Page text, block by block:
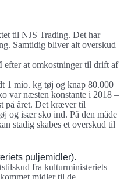
til NJS Trading. Det har
Samtidig bliver alt overskud
at omkostninger til drift af
1 mio. kg tøj og knap 80.000
var næsten konstante i 2018 –
på året. Det kræver til
og især sko ind. På den måde
stadig skabes et overskud til
puljemidler).
fra kulturministeriets
midler til de